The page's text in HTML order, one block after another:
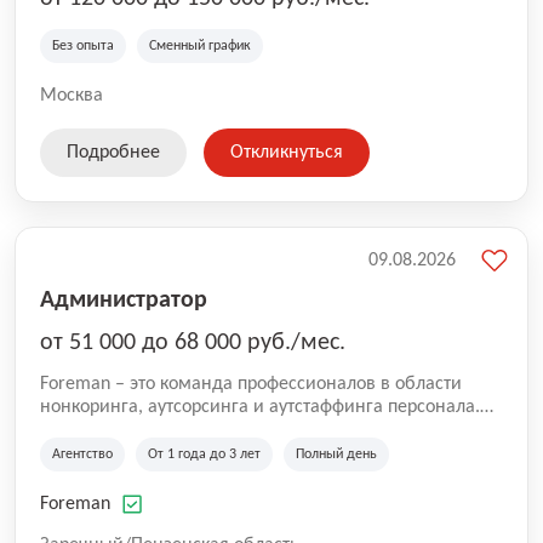
Без опыта Сменный график
Москва
Подробнее Откликнуться
Администратор
от 51 000 до 68 000 руб./мес.
Foreman – это команда профессионалов в области
нонкоринга, аутсорсинга и аутстаффинга персонала.
реализовывать проекты любой сложности, в которых
уровня роста и развития по всей России. В работе
Агентство От 1 года до 3 лет Полный день
Foreman
09.08.2026